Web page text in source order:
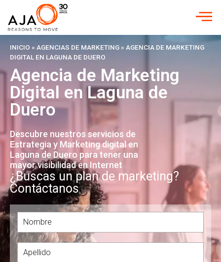
INICIO » AGENCIAS DE MARKETING » AGENCIA DE MARKETING
DIGITAL EN LAGUNA DE DUERO
Agencia de Marketing
Digital en Laguna de
Duero
Descubre nuestros servicios de
Estrategia y Marketing digital en
Laguna de Duero para tener una
mayor visibilidad en Internet
¿Buscas un plan de marketing?
Contáctanos